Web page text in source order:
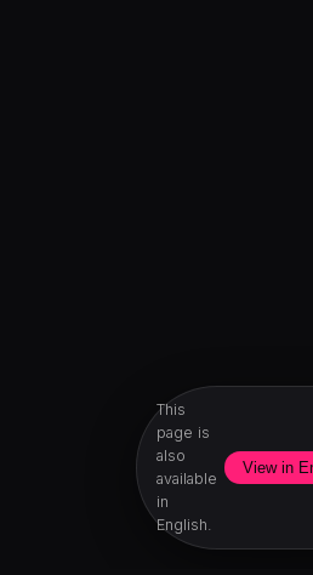
This
page is
also
available
in
English.
View in